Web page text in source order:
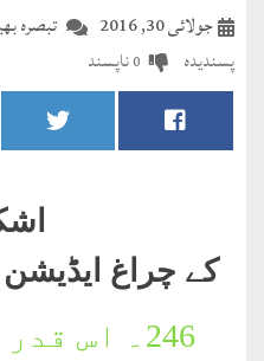
مضطرؔ
دستِ
درعدن
تبصرہ جولائی 30, 2016
پسندیدہ 0ناپسند
کے چراغ ایڈیشن 2011 صفحہ365
246۔
اس